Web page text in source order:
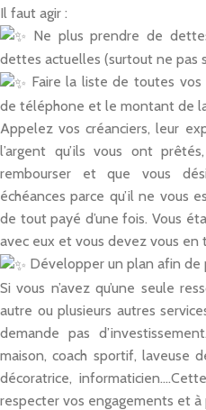
Il faut agir :
Ne plus prendre de
dettes actuelles (surtout ne pas
Faire la liste de toutes
de téléphone et le montant de
Appelez vos créanciers, leur
l’argent qu’ils vous ont
rembourser et que vous
échéances parce qu’il ne vous
de tout payé d’une fois. Vous
avec eux et vous devez vous en
Développer un plan afin de
Si vous n’avez qu’une seule
autre ou plusieurs autres
demande pas
maison, coach sportif, laveuse
décoratrice,
respecter vos engagements et